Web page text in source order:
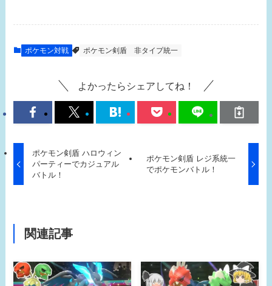
ポケモン対戦 ポケモン剣盾 非タイプ統一
よかったらシェアしてね！
ポケモン剣盾 ハロウィン
パーティーでカジュアル
バトル！
ポケモン剣盾 レジ系統一
でポケモンバトル！
関連記事